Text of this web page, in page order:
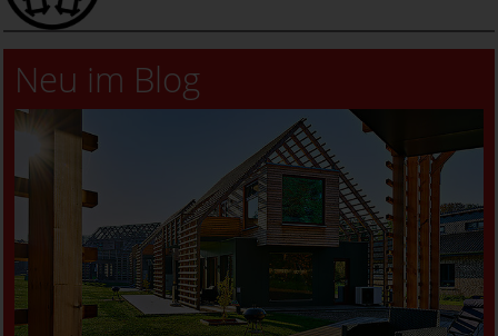
Neu im Blog